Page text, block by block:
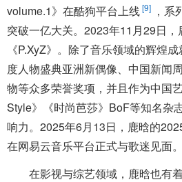
volume.1》在酷狗平台上线[9] ，
突破一亿大关。2023年11月29日，
《P.XyZ》。除了音乐领域的辉煌
度人物盛典亚洲新偶像、中国新闻
物等众多荣誉奖项，并且作为中国
Style》《时尚芭莎》BoF等知名杂
响力。2025年6月13日，鹿晗的
在网易云音乐平台正式与歌迷见面。
在影视与综艺领域，鹿晗也有